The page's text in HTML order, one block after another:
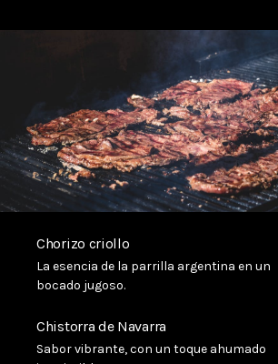
Chorizo criollo
La esencia de la parrilla argentina en un
bocado jugoso.
Chistorra de Navarra
Sabor vibrante, con un toque ahumado